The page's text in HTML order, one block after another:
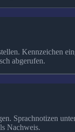
Kennzeichen
abgerufen.
Sprachnotizen
Nachweis.